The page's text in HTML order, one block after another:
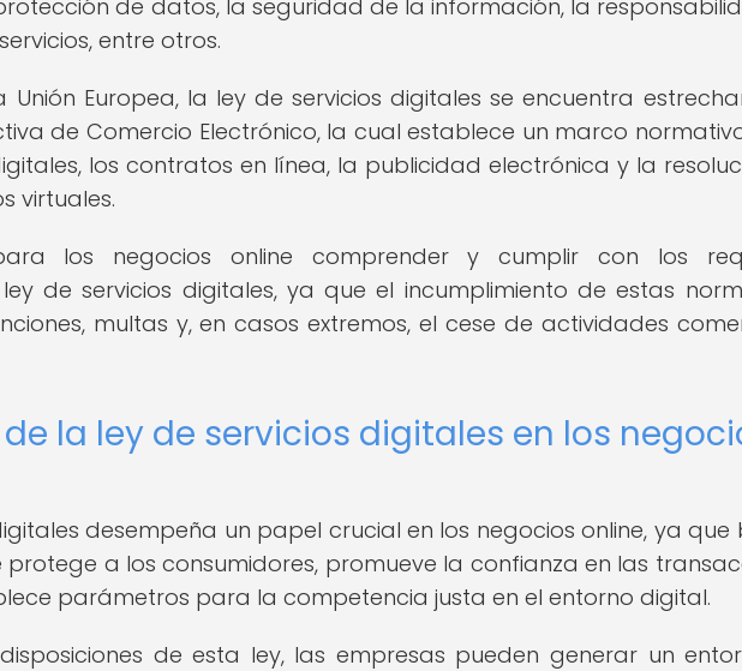
de datos, la seguridad de la información, la
entre otros.
Unión Europea, la ley de servicios digitales se encuentra
de Comercio Electrónico, la cual establece un marco
los contratos en línea, la publicidad electrónica y la
virtuales.
los negocios online comprender y cumplir con los
de servicios digitales, ya que el incumplimiento de estas
multas y, en casos extremos, el cese de actividades
la ley de servicios digitales en los
desempeña un papel crucial en los negocios online, ya que
a los consumidores, promueve la confianza en las
parámetros para la competencia justa en el entorno digital.
de esta ley, las empresas pueden generar un